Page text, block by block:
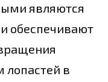
являются
обеспечивают
лопастей в